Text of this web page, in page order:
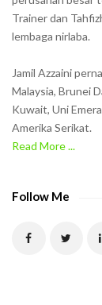
Trainer dan
lembaga nirlaba.
Jamil Azzaini
Malaysia, Brunei
Kuwait, Uni
Amerika Serikat.
Read More ...
Follow Me